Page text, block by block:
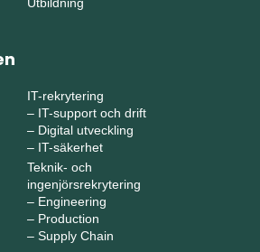
IT-rekrytering
– IT-support och drift
– Digital utveckling
– IT-säkerhet
Teknik- och
ingenjörsrekrytering
– Engineering
– Production
– Supply Chain